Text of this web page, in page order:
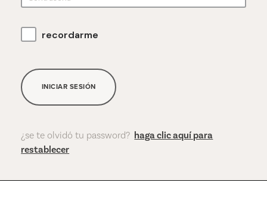
recordarme
INICIAR SESIÓN
¿se te olvidó tu password? haga clic aquí para
restablecer